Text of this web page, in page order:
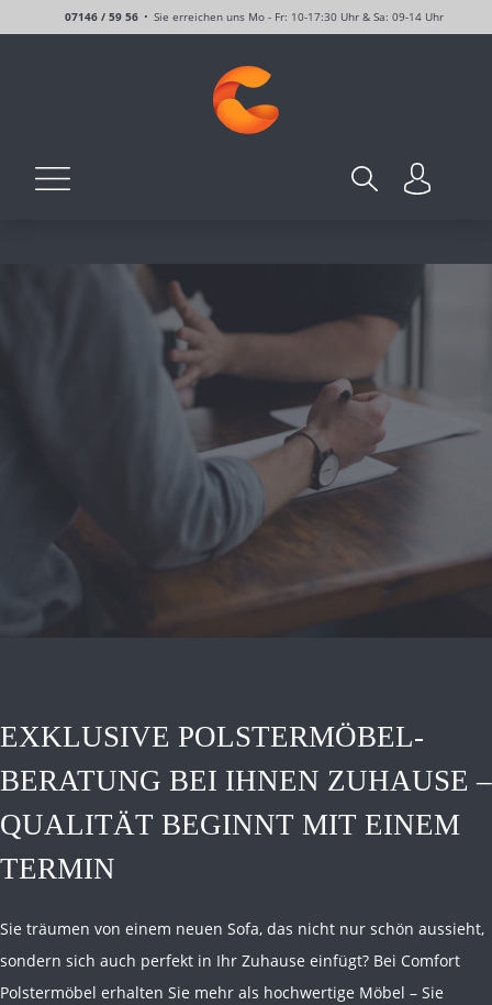
07146 / 59 56 Sie erreichen uns Mo - Fr: 10-17:30 Uhr & Sa: 09-14 Uhr
EXKLUSIVE POLSTERMÖBEL-
BERATUNG BEI IHNEN ZUHAUSE –
QUALITÄT BEGINNT MIT EINEM
TERMIN
Sie träumen von einem neuen Sofa, das nicht nur schön aussieht,
sondern sich auch perfekt in Ihr Zuhause einfügt? Bei Comfort
Polstermöbel erhalten Sie mehr als hochwertige Möbel – Sie